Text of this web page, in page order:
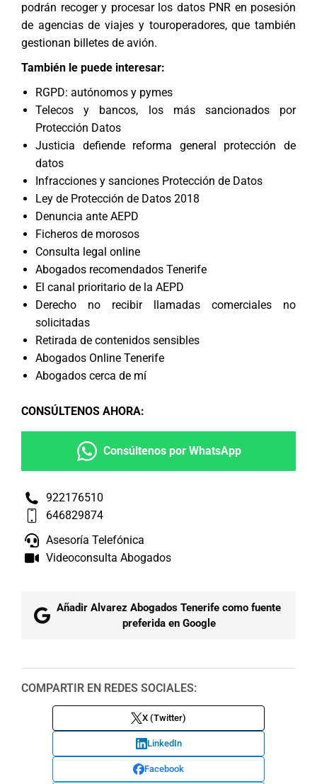
podrán recoger y procesar los datos PNR en posesión
de agencias de viajes y touroperadores, que también
gestionan billetes de avión.
También le puede interesar:
RGPD: autónomos y pymes
Telecos y bancos, los más sancionados por
Protección Datos
Justicia defiende reforma general protección de
datos
Infracciones y sanciones Protección de Datos
Ley de Protección de Datos 2018
Denuncia ante AEPD
Ficheros de morosos
Consulta legal online
Abogados recomendados Tenerife
El canal prioritario de la AEPD
Derecho no recibir llamadas comerciales no
solicitadas
Retirada de contenidos sensibles
Abogados Online Tenerife
Abogados cerca de mí
CONSÚLTENOS AHORA:
Consúltenos por WhatsApp
922176510
646829874
Asesoría Telefónica
Videoconsulta Abogados
Añadir Alvarez Abogados Tenerife como fuente
preferida en Google
COMPARTIR EN REDES SOCIALES:
X (Twitter)
LinkedIn
Facebook